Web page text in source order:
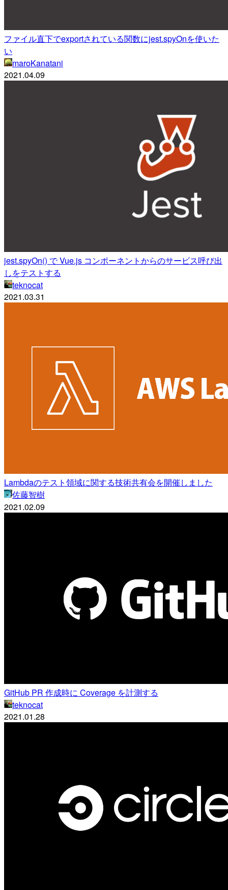
ファイル直下でexportされている関数にjest.spyOnを使いた
い
maroKanatani
2021.04.09
jest.spyOn() で Vue.js コンポーネントからのサービス呼び出
しをテストする
teknocat
2021.03.31
Lambdaのテスト領域に関する技術共有会を開催しました
佐藤智樹
2021.02.09
GitHub PR 作成時に Coverage を計測する
teknocat
2021.01.28